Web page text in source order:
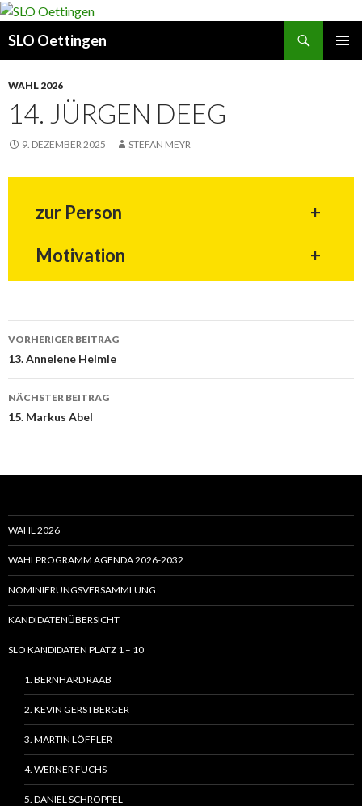
SLO Oettingen
INHALT
WAHL 2026
14. JÜRGEN DEEG
9. DEZEMBER 2025 STEFAN MEYR
zur Person
+
Motivation
+
Beitrags-
Navigation
VORHERIGER BEITRAG
13. Annelene Helmle
NÄCHSTER BEITRAG
15. Markus Abel
WAHL 2026
WAHLPROGRAMM AGENDA 2026-2032
NOMINIERUNGSVERSAMMLUNG
KANDIDATENÜBERSICHT
SLO KANDIDATEN PLATZ 1 – 10
1. BERNHARD RAAB
2. KEVIN GERSTBERGER
3. MARTIN LÖFFLER
4. WERNER FUCHS
5. DANIEL SCHRÖPPEL